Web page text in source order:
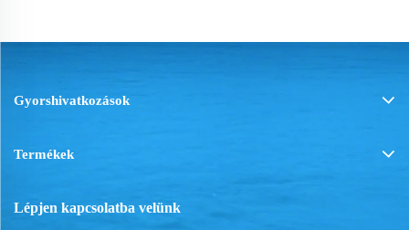
Gyorshivatkozások
Termékek
Lépjen kapcsolatba velünk